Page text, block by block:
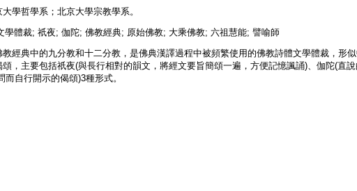
學哲學系；北京大學宗教學系。
學體裁; 祇夜; 伽陀; 佛教經典; 原始佛教; 大乘佛教; 六祖慧能; 譬喻師
經典中的九分教和十二分教，是佛典漢譯過程中被頻繁使用的佛教詩體文學體裁，形
，主要包括祇夜(與長行相對的韻文，將經文要旨簡頌一遍，方便記憶諷誦)、伽陀(直說
而自行開示的偈頌)3種形式。